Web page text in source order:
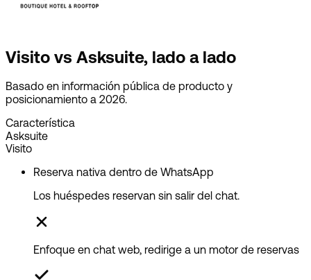
Visito vs Asksuite, lado a lado
Basado en información pública de producto y
posicionamiento a 2026.
Característica
Asksuite
Visito
Reserva nativa dentro de WhatsApp
Los huéspedes reservan sin salir del chat.
Enfoque en chat web, redirige a un motor de reservas